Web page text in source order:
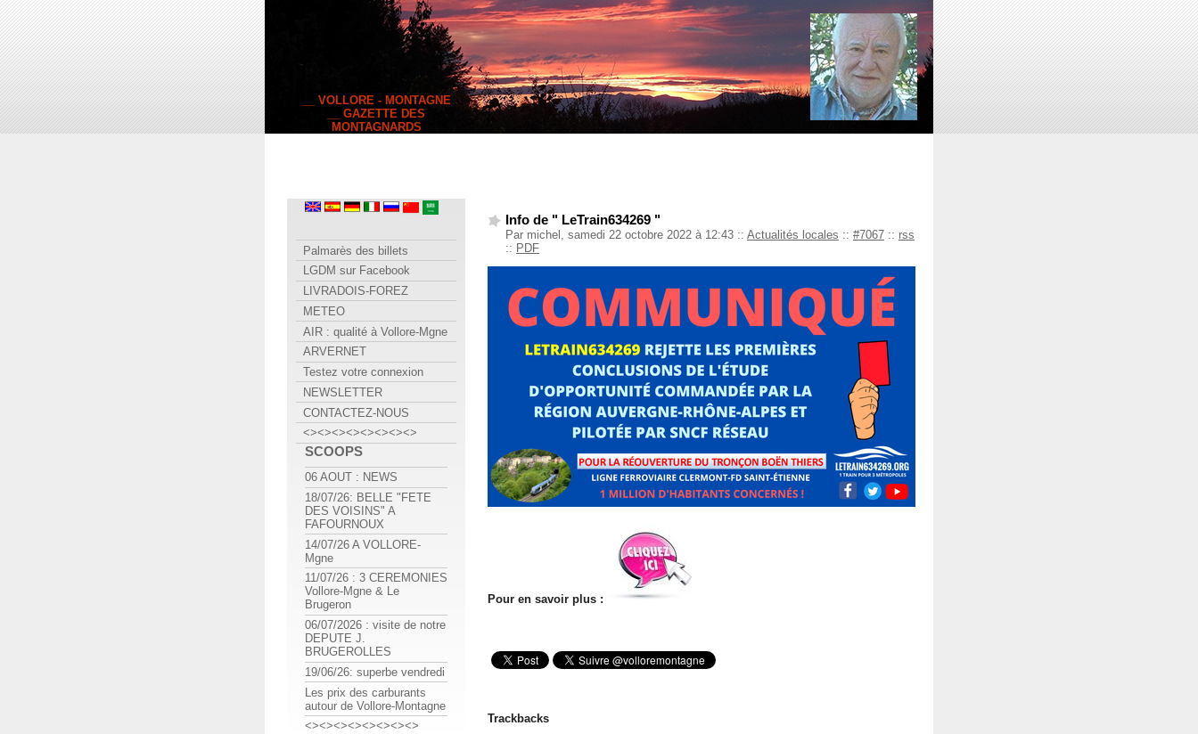
__ VOLLORE - MONTAGNE
__ GAZETTE DES
MONTAGNARDS
Info de " LeTrain634269 "
Par michel, samedi 22 octobre 2022 à 12:43 :: Actualités locales :: #7067 :: rss
:: PDF
Pour en savoir plus :
Trackbacks
Palmarès des billets
LGDM sur Facebook
LIVRADOIS-FOREZ
METEO
AIR : qualité à Vollore-Mgne
ARVERNET
Testez votre connexion
NEWSLETTER
CONTACTEZ-NOUS
<><><><><><><><>
SCOOPS
06 AOUT : NEWS
18/07/26: BELLE "FETE
DES VOISINS" A
FAFOURNOUX
14/07/26 A VOLLORE-
Mgne
11/07/26 : 3 CEREMONIES
Vollore-Mgne & Le
Brugeron
06/07/2026 : visite de notre
DEPUTE J.
BRUGEROLLES
19/06/26: superbe vendredi
Les prix des carburants
autour de Vollore-Montagne
<><><><><><><><>